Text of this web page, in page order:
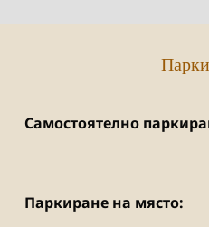
Самостоятелно
Паркиране на място: